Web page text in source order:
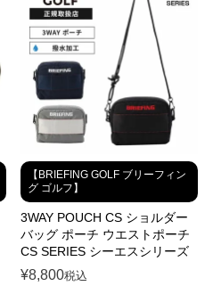
【BRIEFING GOLF ブリーフィン
グ ゴルフ】
3WAY POUCH CS ショルダー
バッグ ポーチ ウエストポーチ
CS SERIES シーエスシリーズ
¥8,800税込